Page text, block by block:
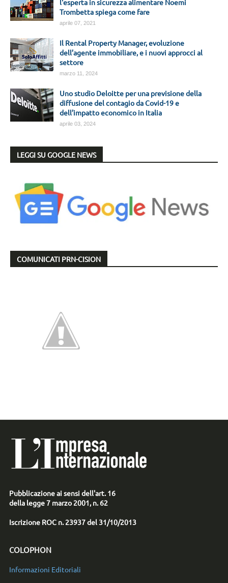
l'esperta in sicurezza alimentare Noemi
Trombetta spiega come fare
aprile 07, 2021
Il Rental Property Manager, evoluzione
dell’agente immobiliare, e i nuovi approcci al
settore
marzo 11, 2024
Uno studio Deloitte per una previsione della
diffusione del contagio da Covid-19 e
dell’impatto economico in Italia
aprile 03, 2024
LEGGI SU GOOGLE NEWS
COMUNICATI PRN-CISION
Pubblicazione ai sensi dell'art. 16
della legge 7 marzo 2001, n. 62
Iscrizione ROC n. 23937 del 31/10/2013
COLOPHON
Informazioni Editoriali